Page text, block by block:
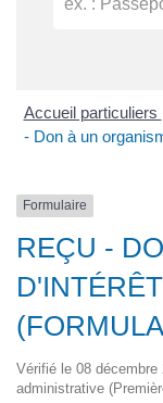
Accueil particuliers
- Don à un
Formulaire
REÇU -
Vérifié le 08
administrative